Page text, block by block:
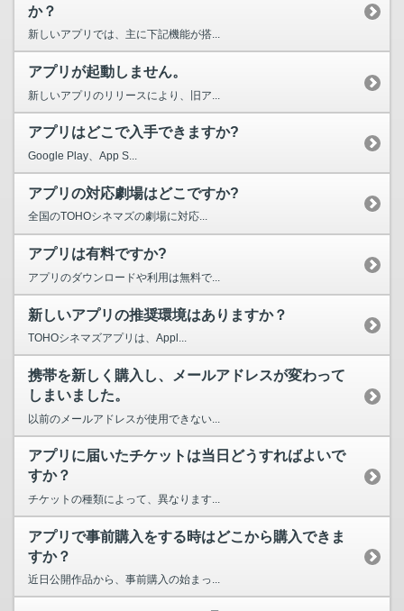
か？
新しいアプリでは、主に下記機能が搭...
アプリが起動しません。
新しいアプリのリリースにより、旧ア...
アプリはどこで入手できますか?
Google Play、App S...
アプリの対応劇場はどこですか?
全国のTOHOシネマズの劇場に対応...
アプリは有料ですか?
アプリのダウンロードや利用は無料で...
新しいアプリの推奨環境はありますか？
TOHOシネマズアプリは、Appl...
携帯を新しく購入し、メールアドレスが変わって
しまいました。
以前のメールアドレスが使用できない...
アプリに届いたチケットは当日どうすればよいで
すか？
チケットの種類によって、異なります...
アプリで事前購入をする時はどこから購入できま
すか？
近日公開作品から、事前購入の始まっ...